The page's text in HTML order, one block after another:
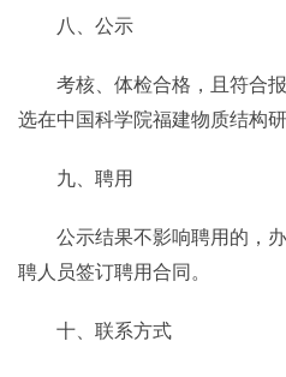
八、公示
考核、体检合格，且符合
选在中国科学院福建物质结构
九、聘用
公示结果不影响聘用的，
聘人员签订聘用合同。
十、联系方式